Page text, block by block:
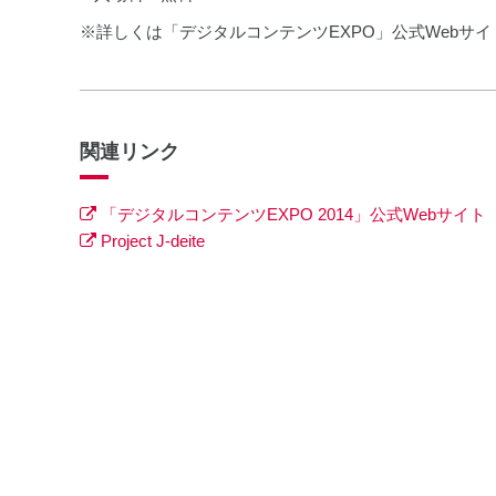
※詳しくは「デジタルコンテンツEXPO」公式Webサイ
関連リンク
「デジタルコンテンツEXPO 2014」公式Webサイト
Project J-deite